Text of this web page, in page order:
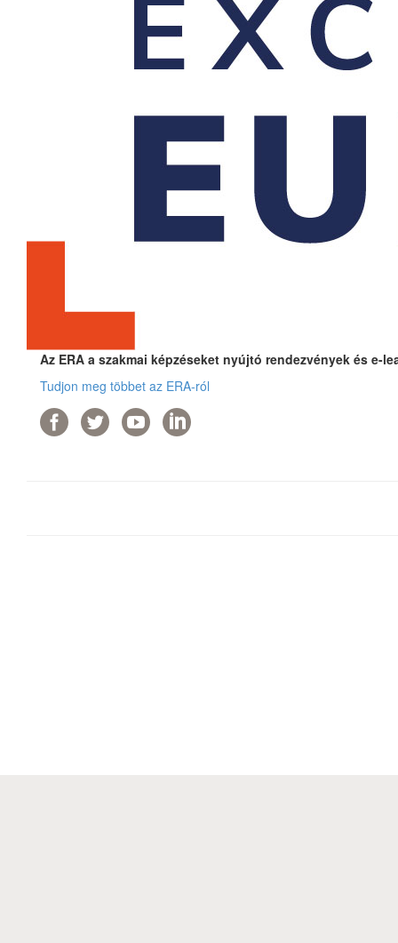
Az ERA a szakmai képzéseket nyújtó rendezvények és
Tudjon meg többet az ERA-ról